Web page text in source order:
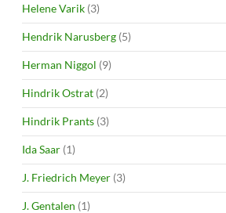
Helene Varik (3)
Hendrik Narusberg (5)
Herman Niggol (9)
Hindrik Ostrat (2)
Hindrik Prants (3)
Ida Saar (1)
J. Friedrich Meyer (3)
J. Gentalen (1)